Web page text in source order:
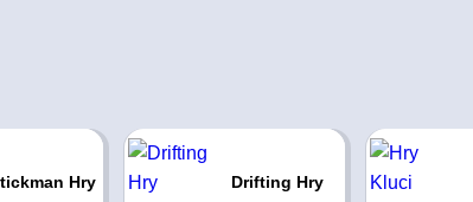
Hry Drifting Hry